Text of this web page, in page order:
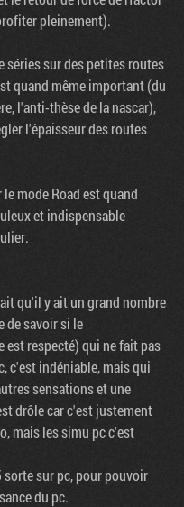
pleinement).
séries sur des petites routes
quand même important (du
l'anti-thèse de la nascar),
l'épaisseur des routes
mode Road est quand
et indispensable
qu'il y ait un grand nombre
de savoir si le
respecté) qui ne fait pas
c'est indéniable, mais qui
sensations et une
drôle car c'est justement
mais les simu pc c'est
sur pc, pour pouvoir
du pc.